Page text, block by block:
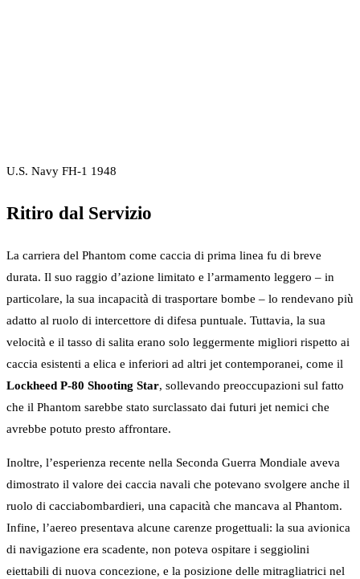
U.S. Navy FH-1 1948
Ritiro dal Servizio
La carriera del Phantom come caccia di prima linea fu di breve
durata. Il suo raggio d’azione limitato e l’armamento leggero – in
particolare, la sua incapacità di trasportare bombe – lo rendevano più
adatto al ruolo di intercettore di difesa puntuale. Tuttavia, la sua
velocità e il tasso di salita erano solo leggermente migliori rispetto ai
caccia esistenti a elica e inferiori ad altri jet contemporanei, come il
Lockheed P-80 Shooting Star, sollevando preoccupazioni sul fatto
che il Phantom sarebbe stato surclassato dai futuri jet nemici che
avrebbe potuto presto affrontare.
Inoltre, l’esperienza recente nella Seconda Guerra Mondiale aveva
dimostrato il valore dei caccia navali che potevano svolgere anche il
ruolo di cacciabombardieri, una capacità che mancava al Phantom.
Infine, l’aereo presentava alcune carenze progettuali: la sua avionica
di navigazione era scadente, non poteva ospitare i seggiolini
eiettabili di nuova concezione, e la posizione delle mitragliatrici nel